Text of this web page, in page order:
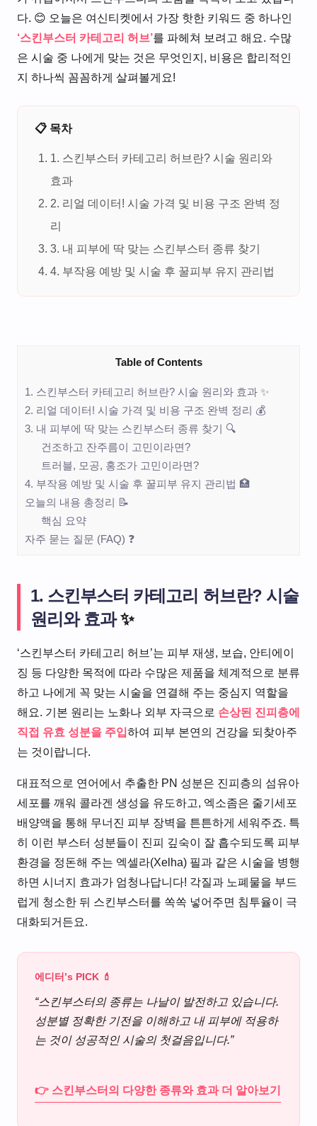
다. 😊 오늘은 여신티켓에서 가장 핫한 키워드 중 하나인
‘스킨부스터 카테고리 허브’를 파헤쳐 보려고 해요. 수많
은 시술 중 나에게 맞는 것은 무엇인지, 비용은 합리적인
지 하나씩 꼼꼼하게 살펴볼게요!
📋 목차
1. 스킨부스터 카테고리 허브란? 시술 원리와
효과
2. 리얼 데이터! 시술 가격 및 비용 구조 완벽 정
리
3. 내 피부에 딱 맞는 스킨부스터 종류 찾기
4. 부작용 예방 및 시술 후 꿀피부 유지 관리법
Table of Contents
1. 스킨부스터 카테고리 허브란? 시술 원리와 효과 ✨
2. 리얼 데이터! 시술 가격 및 비용 구조 완벽 정리 💰
3. 내 피부에 딱 맞는 스킨부스터 종류 찾기 🔍
건조하고 잔주름이 고민이라면?
트러블, 모공, 홍조가 고민이라면?
4. 부작용 예방 및 시술 후 꿀피부 유지 관리법 🏥
오늘의 내용 총정리 📝
핵심 요약
자주 묻는 질문 (FAQ) ❓
1. 스킨부스터 카테고리 허브란? 시술
원리와 효과✨
‘스킨부스터 카테고리 허브’는 피부 재생, 보습, 안티에이
징 등 다양한 목적에 따라 수많은 제품을 체계적으로 분류
하고 나에게 꼭 맞는 시술을 연결해 주는 중심지 역할을
해요. 기본 원리는 노화나 외부 자극으로 손상된 진피층에
직접 유효 성분을 주입하여 피부 본연의 건강을 되찾아주
는 것이랍니다.
대표적으로 연어에서 추출한 PN 성분은 진피층의 섬유아
세포를 깨워 콜라겐 생성을 유도하고, 엑소좀은 줄기세포
배양액을 통해 무너진 피부 장벽을 튼튼하게 세워주죠. 특
히 이런 부스터 성분들이 진피 깊숙이 잘 흡수되도록 피부
환경을 정돈해 주는 엑셀라(Xelha) 필과 같은 시술을 병행
하면 시너지 효과가 엄청나답니다! 각질과 노폐물을 부드
럽게 청소한 뒤 스킨부스터를 쏙쏙 넣어주면 침투율이 극
대화되거든요.
에디터’s PICK 💄
“스킨부스터의 종류는 나날이 발전하고 있습니다.
성분별 정확한 기전을 이해하고 내 피부에 적용하
는 것이 성공적인 시술의 첫걸음입니다.”
👉 스킨부스터의 다양한 종류와 효과 더 알아보기